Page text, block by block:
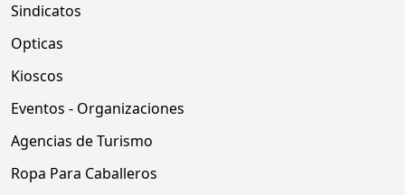
Sindicatos
Opticas
Kioscos
Eventos - Organizaciones
Agencias de Turismo
Ropa Para Caballeros